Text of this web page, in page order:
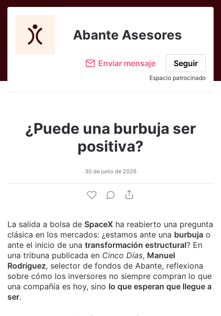
Abante Asesores
Enviar mensaje Seguir
Espacio patrocinado
¿Puede una burbuja ser
positiva?
30 de junio de 2026
La salida a bolsa de SpaceX ha reabierto una pregunta
clásica en los mercados: ¿estamos ante una burbuja o
ante el inicio de una transformación estructural? En
una tribuna publicada en Cinco Días, Manuel
Rodríguez, selector de fondos de Abante, reflexiona
sobre cómo los inversores no siempre compran lo que
una compañía es hoy, sino lo que esperan que llegue a
ser.